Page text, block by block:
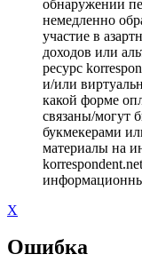
обнаружении
немедленно
участие в
доходов или
ресурс
и/или
какой форме
связаны/могут
букмекерами
материалы на
X
Ошибка